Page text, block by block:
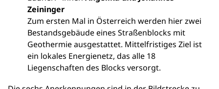
Zeininger
Zum ersten Mal in Österreich werden hier zwei
Bestandsgebäude eines Straßenblocks mit
Geothermie ausgestattet. Mittelfristiges Ziel ist
ein lokales Energienetz, das alle 18
Liegenschaften des Blocks versorgt.